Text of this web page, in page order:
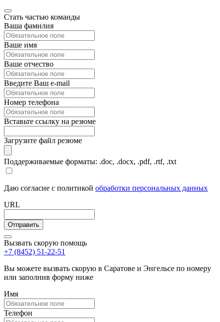
Стать частью команды
Ваша фамилия
Ваше имя
Ваше отчество
Введите Ваш e-mail
Номер телефона
Вставьте ссылку на резюме
Загрузите файл резюме
Поддерживаемые форматы: .doc, .docx, .pdf, .rtf, .txt
Даю согласие с политикой обработки персональных данных
URL
Вызвать скорую помощь
+7 (8452) 51-22-51
Вы можете вызвать скорую в Саратове и Энгельсе по номеру
или заполнив форму ниже
Имя
Телефон